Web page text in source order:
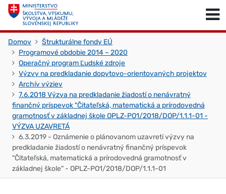
Skočiť na obsah
Domov
Štrukturálne fondy EÚ
Programové obdobie 2014 – 2020
Operačný program Ľudské zdroje
Výzvy na predkladanie dopytovo-orientovaných projektov
Archív výziev
7.6.2018 Výzva na predkladanie žiadostí o nenávratný
finančný príspevok "Čitateľská, matematická a prírodovedná
gramotnosť v základnej škole OPLZ-PO1/2018/DOP/1.1.1-01 -
VÝZVA UZAVRETÁ
6.3.2019 - Oznámenie o plánovanom uzavretí výzvy na
predkladanie žiadostí o nenávratný finančný príspevok
"Čitateľská, matematická a prírodovedná gramotnosť v
základnej škole" - OPLZ-PO1/2018/DOP/1.1.1-01
Skočiť na začiatok stránky